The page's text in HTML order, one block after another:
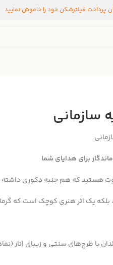
پرداخت فیلترشکن خود را خاموش نمایید
سازمانی
برای هدایای شما
هستید که هم جنبه دکوری داشته
یک اثر هنری کوچک است که
با طرح‌های سنتی و زیبای انار